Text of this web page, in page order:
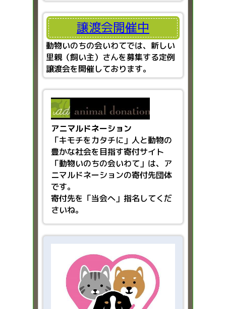
譲渡会開催中
動物いのちの会いわてでは、新しい
里親（飼い主）さんを募集する定例
譲渡会を開催しております。
アニマルドネーション
「キモチをカタチに」人と動物の
豊かな社会を目指す寄付サイト
「動物いのちの会いわて」は、ア
ニマルドネーションの寄付先団体
です。
寄付先を「当会へ」指名してくだ
さいね。